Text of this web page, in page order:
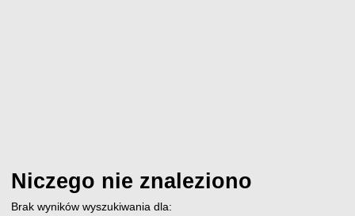
Niczego nie znaleziono
Brak wyników wyszukiwania dla: